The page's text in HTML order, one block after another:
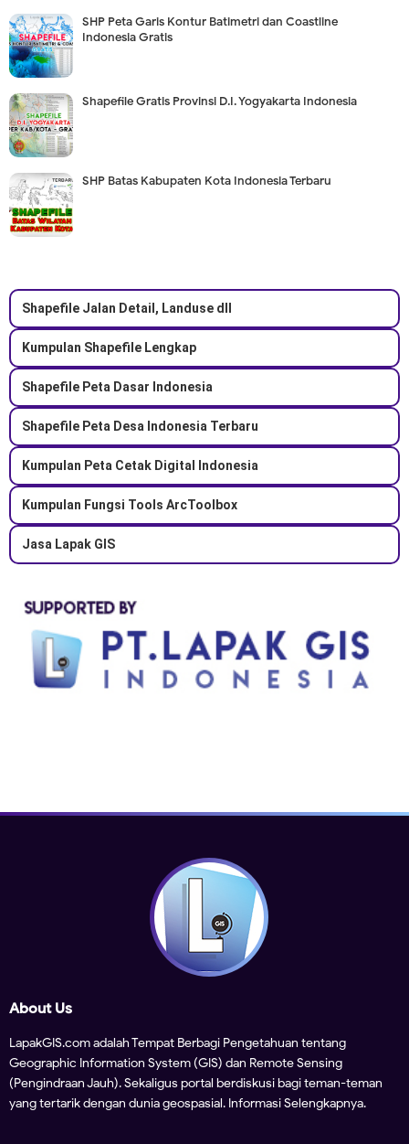
SHP Peta Garis Kontur Batimetri dan Coastline
Indonesia Gratis
Shapefile Gratis Provinsi D.I. Yogyakarta Indonesia
SHP Batas Kabupaten Kota Indonesia Terbaru
Shapefile Jalan Detail, Landuse dll
Kumpulan Shapefile Lengkap
Shapefile Peta Dasar Indonesia
Shapefile Peta Desa Indonesia Terbaru
Kumpulan Peta Cetak Digital Indonesia
Kumpulan Fungsi Tools ArcToolbox
Jasa Lapak GIS
About Us
LapakGIS.com adalah Tempat Berbagi Pengetahuan tentang
Geographic Information System (GIS) dan Remote Sensing
(Pengindraan Jauh). Sekaligus portal berdiskusi bagi teman-teman
yang tertarik dengan dunia geospasial. Informasi Selengkapnya.